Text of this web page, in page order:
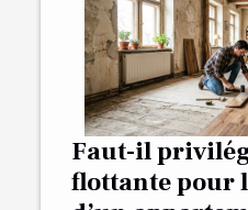
Faut-il
flottante pour